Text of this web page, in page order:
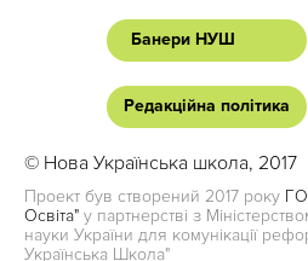
Банери НУШ
Редакційна політика
© Нова Українська школа, 2017
Проект був створений 2017 року
Освіта" у партнерстві з
науки України для комунікації
Українська Школа"